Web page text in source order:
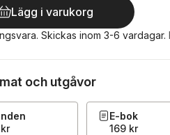
Lägg i varukorg
Skickas inom 3-6 vardagar.
och utgåvor
E-bok
169 kr